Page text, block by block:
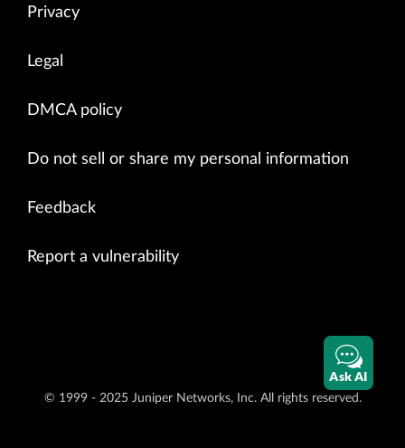
Privacy
Legal
DMCA policy
Do not sell or share my personal information
Feedback
Report a vulnerability
© 1999 - 2025 Juniper Networks, Inc. All rights reserved.
Ask AI